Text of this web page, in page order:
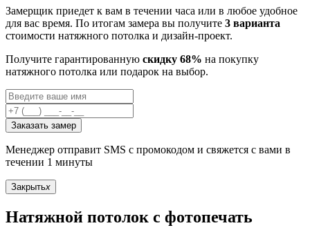
Замерщик приедет к вам в течении часа или в любое удобное
для вас время. По итогам замера вы получите 3 варианта
стоимости натяжного потолка и дизайн-проект.
Получите гарантированную скидку 68% на покупку
натяжного потолка или подарок на выбор.
Заказать замер
Менеджер отправит SMS с промокодом и свяжется с вами в
течении 1 минуты
Закрытьx
Натяжной потолок с фотопечать